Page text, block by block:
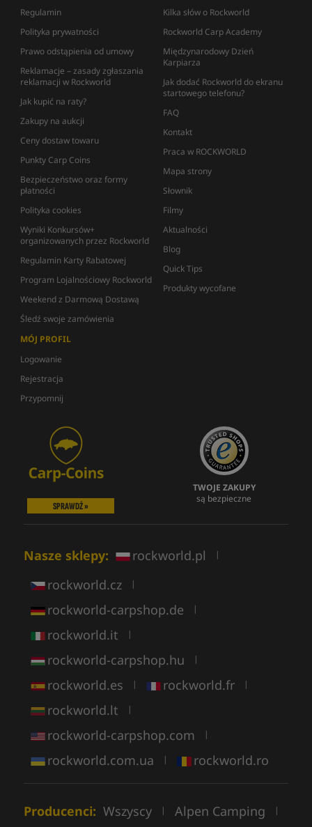
Regulamin
Polityka prywatności
Prawo odstąpienia od umowy
Reklamacje – zasady zgłaszania
reklamacji w Rockworld
Jak kupić na raty?
Zakupy na aukcji
Ceny dostaw towaru
Punkty Carp Coins
Bezpieczeństwo oraz formy
płatności
Polityka cookies
Wyniki Konkursów+
organizowanych przez Rockworld
Regulamin Karty Rabatowej
Program Lojalnościowy Rockworld
Weekend z Darmową Dostawą
Śledź swoje zamówienia
Kilka słów o Rockworld
Rockworld Carp Academy
Międzynarodowy Dzień
Karpiarza
Jak dodać Rockworld do ekranu
startowego telefonu?
FAQ
Kontakt
Praca w ROCKWORLD
Mapa strony
Słownik
Filmy
Aktualności
Blog
Quick Tips
Produkty wycofane
MÓJ PROFIL
Logowanie
Rejestracja
Przypomnij
SPRAWDŹ »
TWOJE ZAKUPY
są bezpieczne
Nasze sklepy: rockworld.pl |
rockworld.cz |
rockworld-carpshop.de |
rockworld.it |
rockworld-carpshop.hu |
rockworld.es | rockworld.fr |
rockworld.lt |
rockworld-carpshop.com |
rockworld.com.ua | rockworld.ro
Producenci: Wszyscy | Alpen Camping |